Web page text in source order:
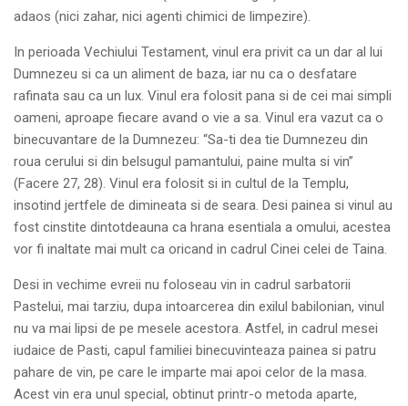
adaos (nici zahar, nici agenti chimici de limpezire).
In perioada Vechiului Testament, vinul era privit ca un dar al lui
Dumnezeu si ca un aliment de baza, iar nu ca o desfatare
rafinata sau ca un lux. Vinul era folosit pana si de cei mai simpli
oameni, aproape fiecare avand o vie a sa. Vinul era vazut ca o
binecuvantare de la Dumnezeu: “Sa-ti dea tie Dumnezeu din
roua cerului si din belsugul pamantului, paine multa si vin”
(Facere 27, 28). Vinul era folosit si in cultul de la Templu,
insotind jertfele de dimineata si de seara. Desi painea si vinul au
fost cinstite dintotdeauna ca hrana esentiala a omului, acestea
vor fi inaltate mai mult ca oricand in cadrul Cinei celei de Taina.
Desi in vechime evreii nu foloseau vin in cadrul sarbatorii
Pastelui, mai tarziu, dupa intoarcerea din exilul babilonian, vinul
nu va mai lipsi de pe mesele acestora. Astfel, in cadrul mesei
iudaice de Pasti, capul familiei binecuvinteaza painea si patru
pahare de vin, pe care le imparte mai apoi celor de la masa.
Acest vin era unul special, obtinut printr-o metoda aparte,